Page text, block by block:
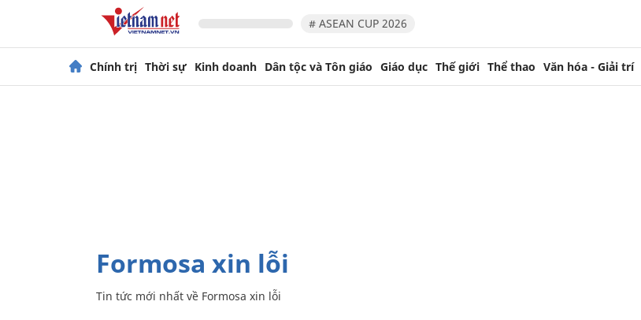
# ASEAN CUP 2026
Chính trị Thời sự Kinh doanh Dân tộc và Tôn giáo Giáo dục Thế giới Thể thao Văn hóa - Giải trí
Formosa xin lỗi
Tin tức mới nhất về Formosa xin lỗi